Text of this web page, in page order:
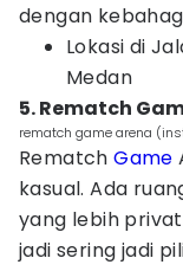
dengan
Lokasi di
Medan
5. Rematch
rematch game arena
RematchGame
kasual. Ada
yang lebih
jadi sering jadi